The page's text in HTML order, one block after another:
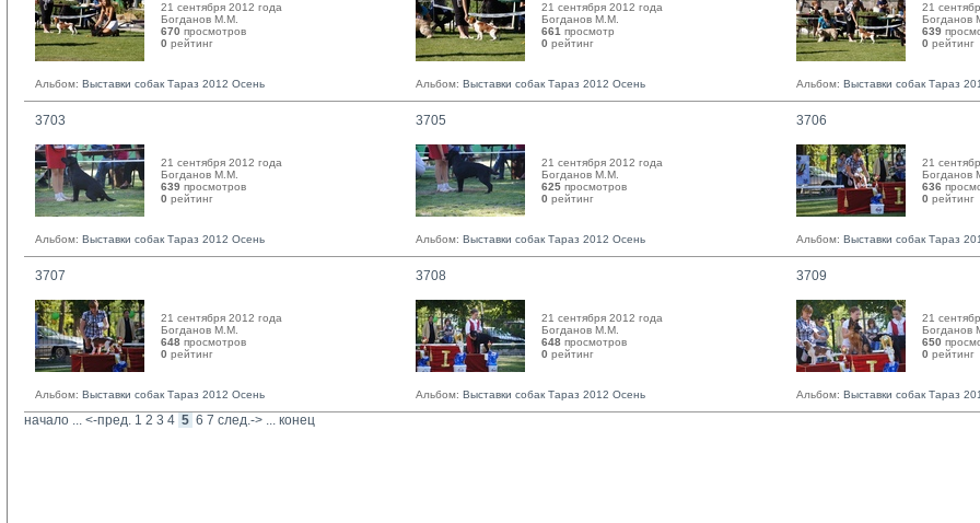
21 сентября 2012 года
Богданов М.М.
670 просмотров
0 рейтинг
Альбом: Выставки собак Тараз 2012 Осень
21 сентября 2012 года
Богданов М.М.
661 просмотр
0 рейтинг
Альбом: Выставки собак Тараз 2012 Осень
21
Богданов
639
0 рейтинг
Альбом: Выставки собак Тараз
3703
21 сентября 2012 года
Богданов М.М.
639 просмотров
0 рейтинг
Альбом: Выставки собак Тараз 2012 Осень
3705
21 сентября 2012 года
Богданов М.М.
625 просмотров
0 рейтинг
Альбом: Выставки собак Тараз 2012 Осень
3706
21
Богданов
636
0 рейтинг
Альбом: Выставки собак Тараз
3707
21 сентября 2012 года
Богданов М.М.
648 просмотров
0 рейтинг
Альбом: Выставки собак Тараз 2012 Осень
3708
21 сентября 2012 года
Богданов М.М.
648 просмотров
0 рейтинг
Альбом: Выставки собак Тараз 2012 Осень
3709
21
Богданов
650
0 рейтинг
Альбом: Выставки собак Тараз
начало ... <-пред. 1 2 3 4 5 6 7 след.-> ... конец